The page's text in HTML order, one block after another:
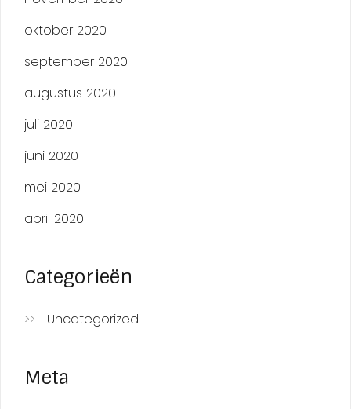
oktober 2020
september 2020
augustus 2020
juli 2020
juni 2020
mei 2020
april 2020
Categorieën
Uncategorized
Meta